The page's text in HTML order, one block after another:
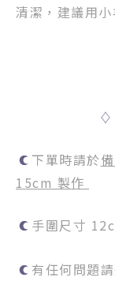
清潔，建議用
♢
下單時請於
15cm 製作
手圍尺寸
有任何問題